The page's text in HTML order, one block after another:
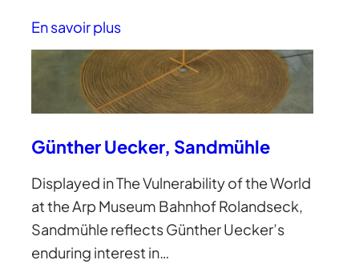
En savoir plus
Günther Uecker, Sandmühle
Displayed in The Vulnerability of the World
at the Arp Museum Bahnhof Rolandseck,
Sandmühle reflects Günther Uecker’s
enduring interest in…